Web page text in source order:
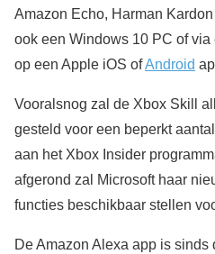
Amazon Echo, Harman
ook een Windows 10 PC of
op een Apple iOS ofAndroid
Vooralsnog zal de Xbox Skill
gesteld voor een beperkt
aan het Xbox Insider
afgerond zal Microsoft haar
functies beschikbaar stellen
De Amazon Alexa app is sinds